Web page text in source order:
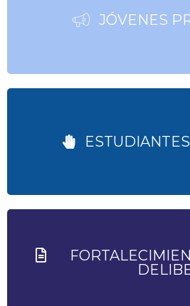
JÓVENES